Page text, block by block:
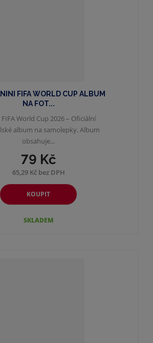
FIFA WORLD CUP ALBUM
NA FOT...
79 Kč
65,29 Kč bez DPH
KOUPIT
SKLADEM
World Cup 2026 – Oficiální
album na samolepky. Album
obsahuje...